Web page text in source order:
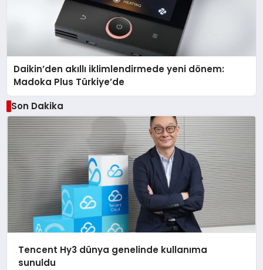
Daikin’den akıllı iklimlendirmede yeni dönem:
Madoka Plus Türkiye’de
Son Dakika
Tencent Hy3 dünya genelinde kullanıma
sunuldu